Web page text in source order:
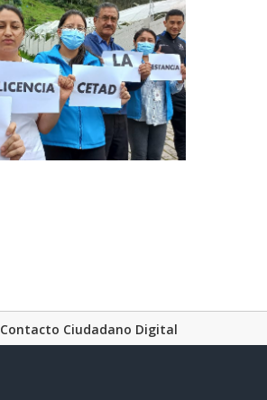
Contacto Ciudadano Digital